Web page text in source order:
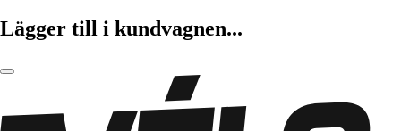
Lägger till i kundvagnen...